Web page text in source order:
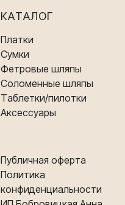
КАТАЛОГ
Платки
Сумки
Фетровые шляпы
Соломенные шляпы
Таблетки/пилотки
Аксессуары
Публичная оферта
Политика
конфиденциальности